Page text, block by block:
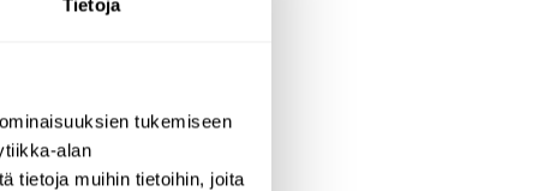
Tietoja
tukemiseen
alan
tietoja muihin tietoihin, joita
auf